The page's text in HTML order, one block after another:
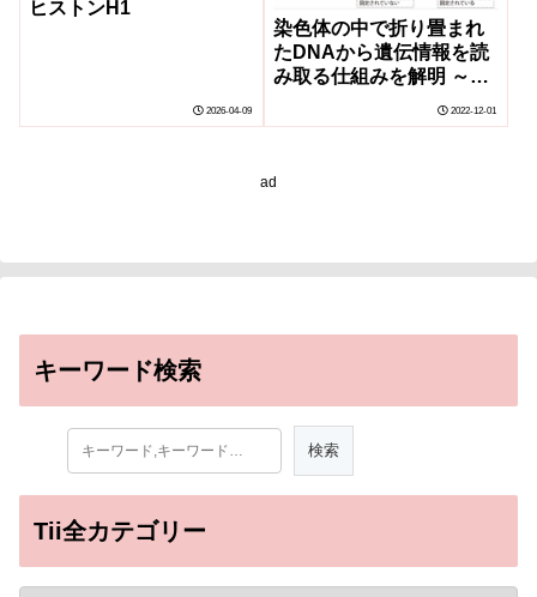
ヒストンH1
2026-04-09
染色体の中で折り畳まれ
たDNAから遺伝情報を読
み取る仕組みを解明 ～リ
転写伸長制御機構を解明
2022-12-01
ad
キーワード検索
Tii全カテゴリー